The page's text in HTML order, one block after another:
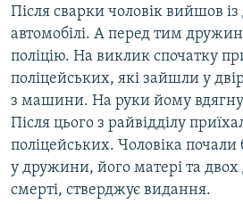
Після сварки чоловік вийшов із
автомобілі. А перед тим
поліцію. На виклик спочатку
поліцейських, які зайшли у
з машини. На руки йому
Після цього з райвідділу
поліцейських. Чоловіка
у дружини, його матері та двох
смерті, стверджує видання.